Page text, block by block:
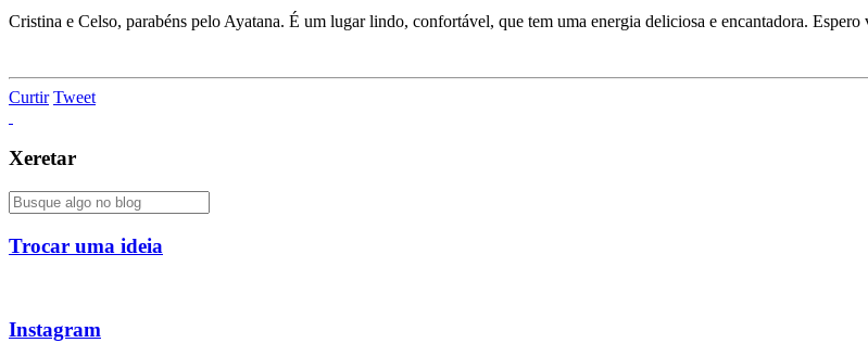
Cristina e Celso, parabéns pelo Ayatana. É um lugar lindo, confortável, que tem uma energia deliciosa e encantadora.
Curtir Tweet
Xeretar
Trocar uma ideia
Instagram